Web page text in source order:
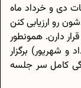
دی و خرداد ماه
رو ارزیابی کنن
دارن. همونطور
شهریور) برگزار
کامل سر جلسه